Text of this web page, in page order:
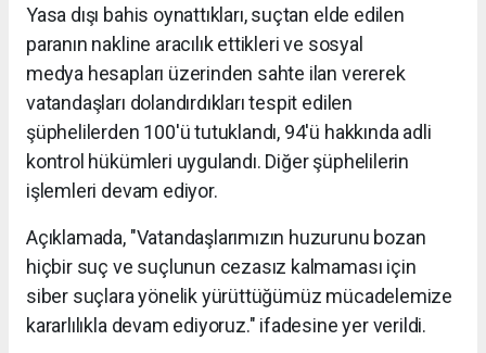
Yasa dışı bahis oynattıkları, suçtan elde edilen
paranın nakline aracılık ettikleri ve sosyal
medya hesapları üzerinden sahte ilan vererek
vatandaşları dolandırdıkları tespit edilen
şüphelilerden 100'ü tutuklandı, 94'ü hakkında adli
kontrol hükümleri uygulandı. Diğer şüphelilerin
işlemleri devam ediyor.
Açıklamada, "Vatandaşlarımızın huzurunu bozan
hiçbir suç ve suçlunun cezasız kalmaması için
siber suçlara yönelik yürüttüğümüz mücadelemize
kararlılıkla devam ediyoruz." ifadesine yer verildi.